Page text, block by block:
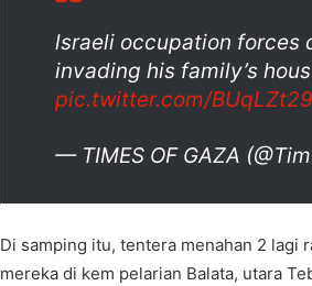
lsraeli occupation forces
invading his family’s
pic.twitter.com/
— TIMES OF GAZA
Di samping itu, tentera menahan 2 lagi
mereka di kem pelarian Balata, utara